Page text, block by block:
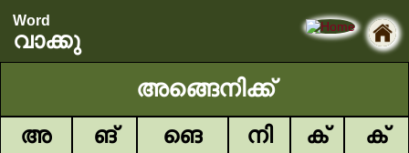
Word
വാക്കു
അങ്ങെനിക്ക്
അ ങ് ങെ നി ക്
ക്